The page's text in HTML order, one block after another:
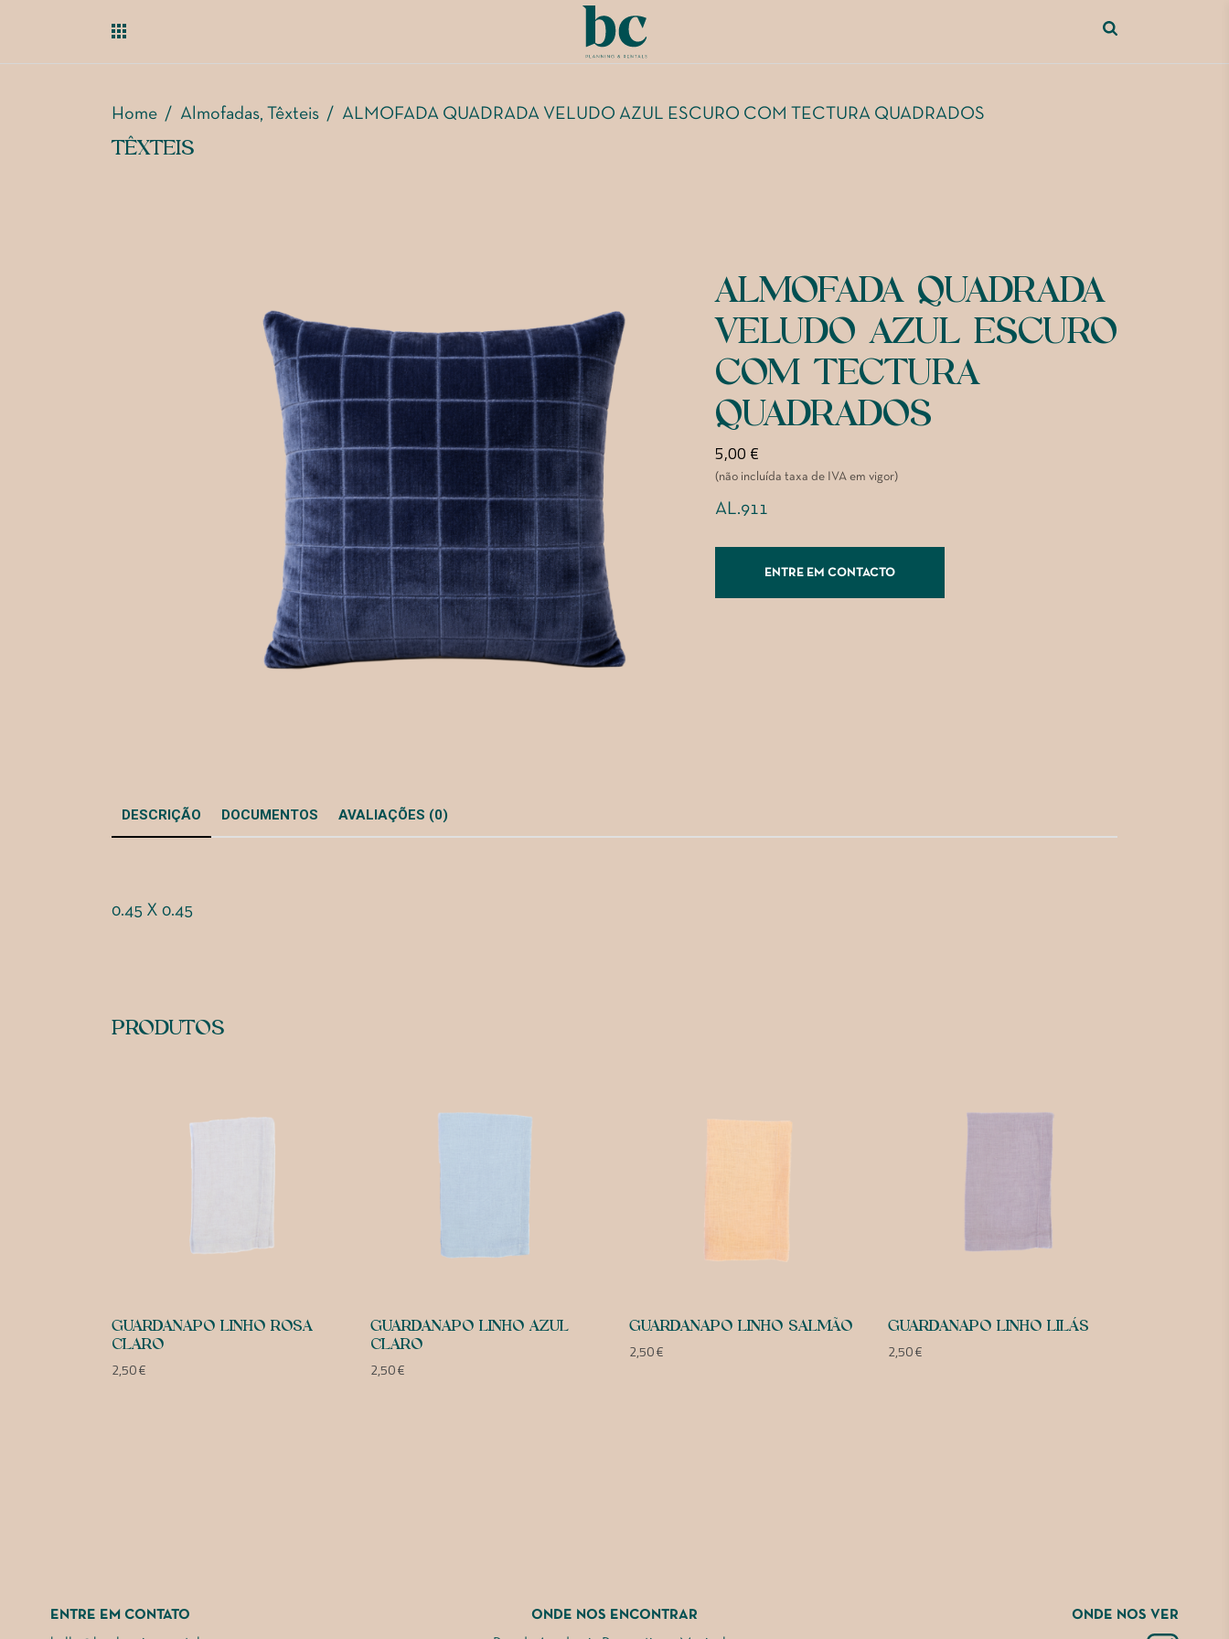
Home / Almofadas, Têxteis / ALMOFADA QUADRADA VELUDO AZUL ESCURO COM TECTURA QUADRADOS
TÊXTEIS
ALMOFADA QUADRADA
VELUDO AZUL ESCURO
COM TECTURA
QUADRADOS
5,00 €
(não incluída taxa de IVA em vigor)
AL.911
ENTRE EM CONTACTO
DESCRIÇÃO DOCUMENTOS AVALIAÇÕES (0)
0.45 X 0.45
PRODUTOS
GUARDANAPO LINHO ROSA
CLARO
2,50€
GUARDANAPO LINHO AZUL
CLARO
2,50€
GUARDANAPO LINHO SALMÃO
2,50€
GUARDANAPO LINHO LILÁS
2,50€
ENTRE EM CONTATO ONDE NOS ENCONTRAR ONDE NOS VER